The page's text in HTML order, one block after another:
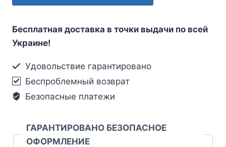
Бесплатная доставка в точки выдачи по всей
Украине!
Удовольствие гарантировано
Беспроблемный возврат
Безопасные платежи
ГАРАНТИРОВАНО БЕЗОПАСНОЕ
ОФОРМЛЕНИЕ